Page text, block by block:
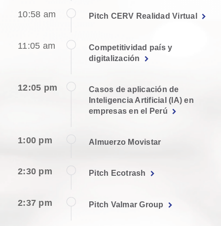
10:58 am Pitch CERV Realidad Virtual
11:05 am
Competitividad país y
digitalización
12:05 pm
Casos de aplicación de
Inteligencia Artificial (IA) en
empresas en el Perú
1:00 pm Almuerzo Movistar
2:30 pm Pitch Ecotrash
2:37 pm Pitch Valmar Group